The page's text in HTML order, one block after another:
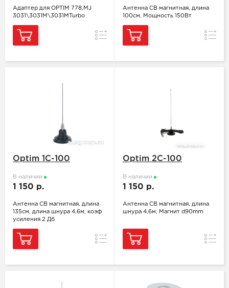
Адаптер для OPTIM 778,MJ
3031\3031M\3031MTurbo
Сравнение
Антенна СВ магнитная, длина
100см, Мощность 150Вт
Optim 1C-100
В наличии
1 150 р.
Антенна СВ магнитная, длина
135см, длина шнура 4,6м, коэф
усиления 2 Дб
Сравнение
Optim 2C-100
В наличии
1 150 р.
Антенна СВ магнитная, длина
шнура 4,6м, Магнит d90mm